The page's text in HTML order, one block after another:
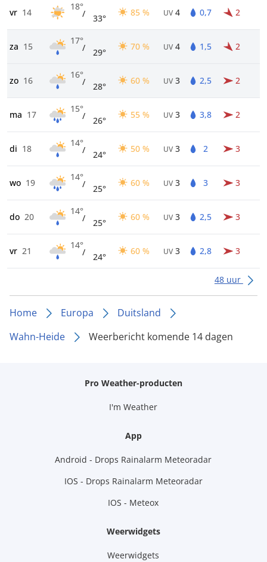
vr 14
18°
/ 33°
85 % UV 4 0,7 2
za 15
17°
/ 29°
70 % UV 4 1,5 2
zo 16
16°
/ 28°
60 % UV 3 2,5 2
ma 17
15°
/ 26°
55 % UV 3 3,8 2
di 18
14°
/ 24°
50 % UV 3 2 3
wo 19
14°
/ 25°
60 % UV 3 3 3
do 20
14°
/ 25°
60 % UV 3 2,5 3
vr 21
14°
/ 24°
60 % UV 3 2,8 3
48 uur
Home Europa
Duitsland
Wahn-Heide
Weerbericht komende 14 dagen
Pro Weather-producten
I'm Weather
App
Android - Drops Rainalarm Meteoradar
IOS - Drops Rainalarm Meteoradar
IOS - Meteox
Weerwidgets
Weerwidgets